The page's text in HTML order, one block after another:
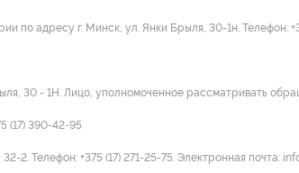
по адресу г. Минск, ул. Янки Брыля, 30-1н. Телефон:
30 - 1Н. Лицо, уполномоченное рассматривать
(17) 390-42-95
2. Телефон: +375 (17) 271-25-75. Электронная почта: